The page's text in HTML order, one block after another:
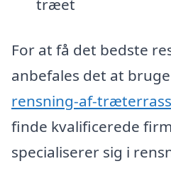
træet
For at få det bedste
anbefales det at
rensning-af-
finde kvalificerede
specialiserer sig i